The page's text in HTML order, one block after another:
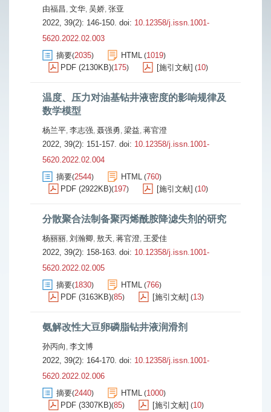
由福昌, 文华, 吴娇, 张亚
2022, 39(2): 146-150. doi: 10.12358/j.issn.1001-
5620.2022.02.003
摘要(2035) HTML (1019)
PDF (2130KB)(175) [施引文献] (10)
温度、压力对油基钻井液密度的影响规律及
数学模型
杨兰平, 李志强, 聂强勇, 梁益, 蒋官澄
2022, 39(2): 151-157. doi: 10.12358/j.issn.1001-
5620.2022.02.004
摘要(2544) HTML (760)
PDF (2922KB)(197) [施引文献] (10)
分散聚合法制备聚丙烯酰胺降滤失剂的研究
杨丽丽, 刘瀚卿, 敖天, 蒋官澄, 王爱佳
2022, 39(2): 158-163. doi: 10.12358/j.issn.1001-
5620.2022.02.005
摘要(1830) HTML (766)
PDF (3163KB)(85) [施引文献] (13)
氨解改性大豆卵磷脂钻井液润滑剂
孙丙向 , 李文博
2022, 39(2): 164-170. doi: 10.12358/j.issn.1001-
5620.2022.02.006
摘要(2440) HTML (1000)
PDF (3307KB)(85) [施引文献] (10)